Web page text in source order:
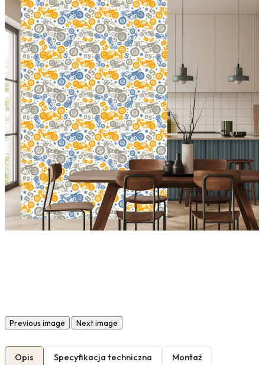
Previous image Next image
Opis Specyfikacja techniczna Montaż